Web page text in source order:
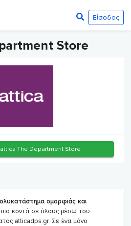
Είσοδος
Store
The Department Store
ομορφιάς και
πιο κοντά σε όλους μέσω του
atticadps.gr. Σε ένα μόνο